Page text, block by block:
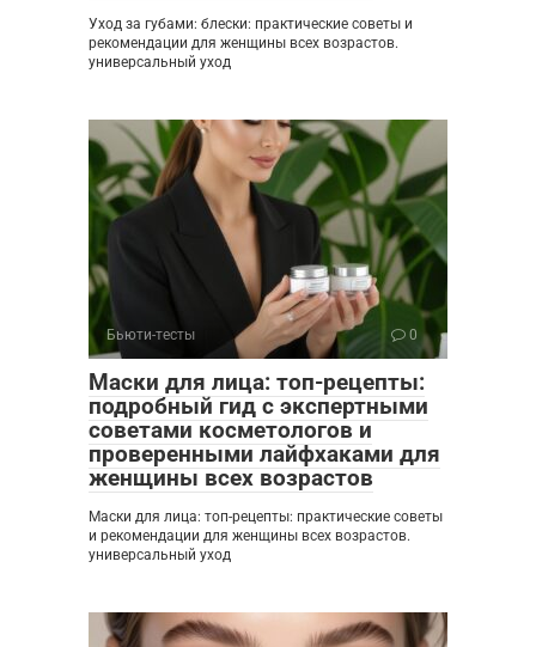
Уход за губами: блески: практические советы и
рекомендации для женщины всех возрастов.
универсальный уход
Бьюти-тесты 0
Маски для лица: топ-рецепты:
подробный гид с экспертными
советами косметологов и
проверенными лайфхаками для
женщины всех возрастов
Маски для лица: топ-рецепты: практические советы
и рекомендации для женщины всех возрастов.
универсальный уход